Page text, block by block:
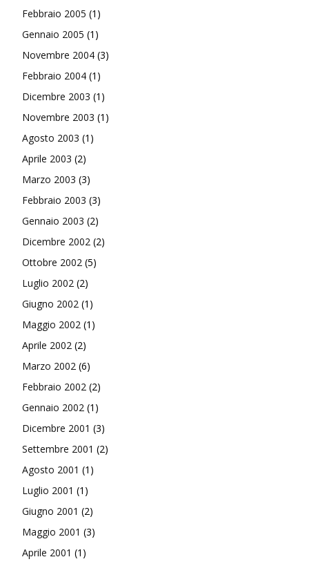
Febbraio 2005 (1)
Gennaio 2005 (1)
Novembre 2004 (3)
Febbraio 2004 (1)
Dicembre 2003 (1)
Novembre 2003 (1)
Agosto 2003 (1)
Aprile 2003 (2)
Marzo 2003 (3)
Febbraio 2003 (3)
Gennaio 2003 (2)
Dicembre 2002 (2)
Ottobre 2002 (5)
Luglio 2002 (2)
Giugno 2002 (1)
Maggio 2002 (1)
Aprile 2002 (2)
Marzo 2002 (6)
Febbraio 2002 (2)
Gennaio 2002 (1)
Dicembre 2001 (3)
Settembre 2001 (2)
Agosto 2001 (1)
Luglio 2001 (1)
Giugno 2001 (2)
Maggio 2001 (3)
Aprile 2001 (1)